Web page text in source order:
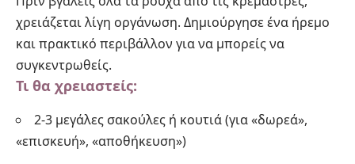
χρειάζεται λίγη οργάνωση. Δημιούργησε ένα ήρεμο
και πρακτικό περιβάλλον για να μπορείς να
συγκεντρωθείς.
Τι θα χρειαστείς:
2-3 μεγάλες σακούλες ή κουτιά (για «δωρεά»,
«επισκευή», «αποθήκευση»)